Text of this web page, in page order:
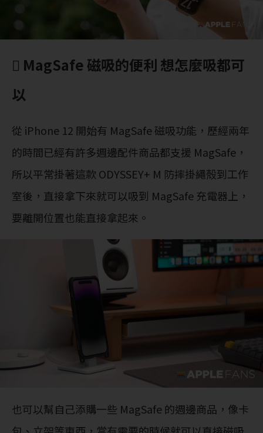
 MagSafe 磁吸的便利 想怎麼吸都可
以
從 iPhone 12 開始有 MagSafe 磁吸功能，歷經兩年
的時間已經有許多週邊配件商品都支援 MagSafe，
所以平常掛著這款 ODYSSEY+ M 防摔掛繩殻到工作
室後，直接拿下來就可以吸到 MagSafe 充電器上，
要離開位置也能直接拿起來。
也可以幫自己添購一些 MagSafe 的週邊商品，像卡